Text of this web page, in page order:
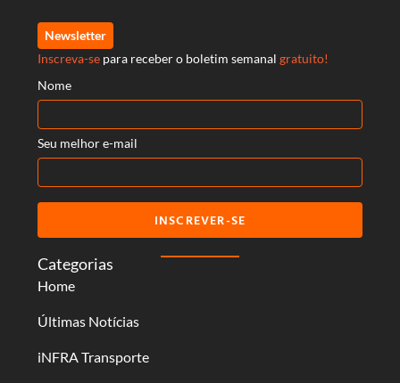
Categorias
Home
Últimas Notícias
iNFRA Transporte
Newsletter
Inscreva-se para receber o boletim semanal gratuito!
Nome
Seu melhor e-mail
INSCREVER-SE